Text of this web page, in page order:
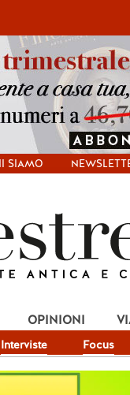
SIAMO
Interviste Focus
OPINIONI